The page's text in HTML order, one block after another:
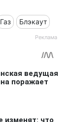
Газ Блэкаут